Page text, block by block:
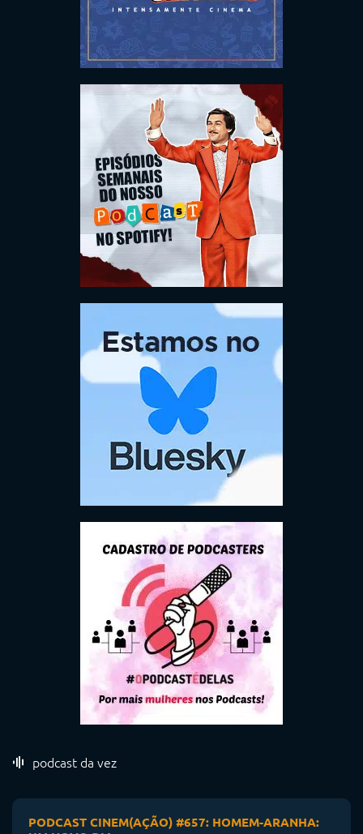
podcast da vez
PODCAST CINEM(AÇÃO) #657: HOMEM-ARANHA: